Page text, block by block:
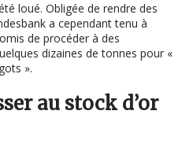
loué. Obligée de rendre des
a cependant tenu à
de procéder à des
dizaines de tonnes pour «
».
au stock d’or